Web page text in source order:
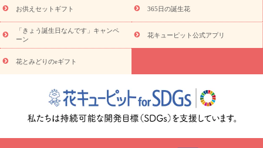
ド
お花の種類 トルコキキョウ
お祝い お祝い・3000円～ お祝い・4000円～
お祝い・
5000円～
お祝い・7000円～ お祝い・ 10000円～
お供え・お
悔やみ
円～
お供え・お悔やみ・
読み物
いのマナー
定年退職祝いのマナー
お祝いを贈るときのマナー・
花キューピットのお祝いコラム一覧
誕生日のお花を「色
彩心理学」で選ぶ方法
結婚祝いの予算相場
出産祝いお役立ち情
お供えセットギフト 365日の誕生花
「きょう誕生日なんです」キャンペ
ーン
花キューピット公式アプリ
花とみどりのeギフト